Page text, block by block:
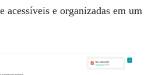
acessíveis e organizadas em um